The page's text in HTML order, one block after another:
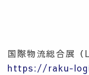
国際物流総合展（
https://raku-